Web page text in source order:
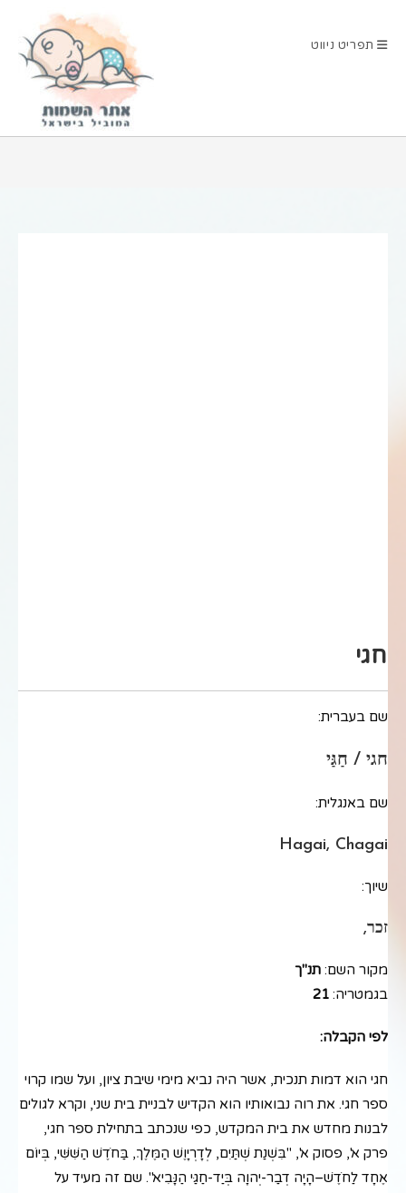
תפריט ניווט
חגי
שם בעברית:
חגי / חַגַּי
שם באנגלית:
Hagai, Chagai
שיוך:
זכר,
מקור השם: תנ"ך
בגמטריה: 21
לפי הקבלה:
חגי הוא דמות תנכית, אשר היה נביא מימי שיבת ציון, ועל שמו קרוי
ספר חגי. את רוה נבואותיו הוא הקדיש לבניית בית שני, וקרא לגולים
לבנות מחדש את בית המקדש, כפי שנכתב בתחילת ספר חגי,
פרק א', פסוק א', "בִּשְׁנַת שְׁתַּיִם, לְדָרְיָוֶשׁ הַמֶּלֶךְ, בַּחֹדֶשׁ הַשִּׁשִּׁי, בְּיוֹם
אֶחָד לַחֹדֶשׁ–הָיָה דְבַר-יְהוָה בְּיַד-חַגַּי הַנָּבִיא". שם זה מעיד על